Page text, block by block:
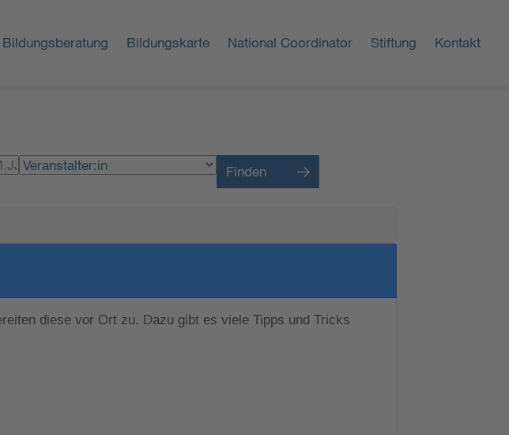
Bildungsberatung Bildungskarte National Coordinator Stiftung Kontakt
Finden
diese vor Ort zu. Dazu gibt es viele Tipps und Tricks